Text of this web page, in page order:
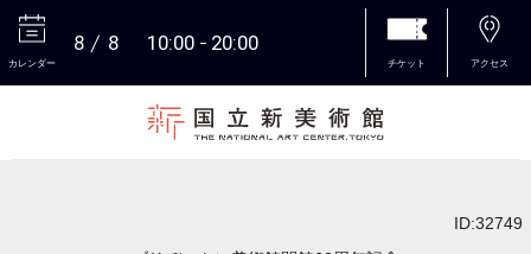
カレンダー
8 8 10:00 20:00
チケット アクセス
ID:32749